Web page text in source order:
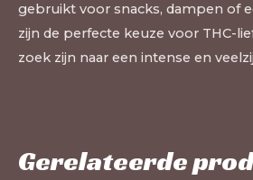
gebruikt voor snacks, dampen of
zijn de perfecte keuze voor THC-
zoek zijn naar een intense en
Gerelateerde